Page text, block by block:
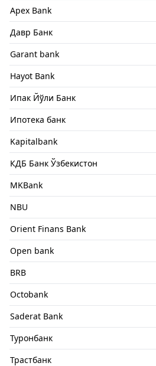
Apex Bank
Давр Банк
Garant bank
Hayot Bank
Ипак Йўли Банк
Ипотека банк
Kapitalbank
КДБ Банк Ўзбекистон
MKBank
NBU
Orient Finans Bank
Open bank
BRB
Octobank
Saderat Bank
Туронбанк
Трастбанк